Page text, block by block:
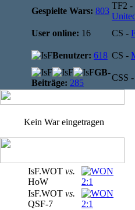
Gespielte Wars: 803
TF2 -
User online: 16 CS -
Benutzer: 618 CS -
GB-
Beiträge: 285
CSS -
Kein War eingetragen
IsF.WOT vs.
HoW
2:1
IsF.WOT vs.
QSF-7
2:1